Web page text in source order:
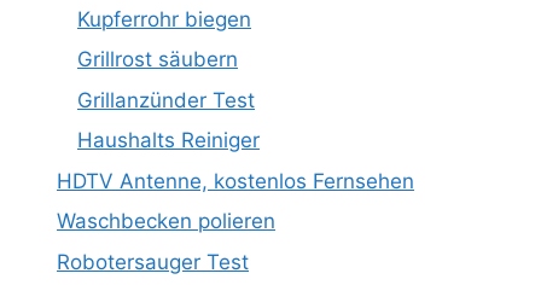
Kupferrohr biegen
Grillrost säubern
Grillanzünder Test
Haushalts Reiniger
HDTV Antenne, kostenlos Fernsehen
Waschbecken polieren
Robotersauger Test